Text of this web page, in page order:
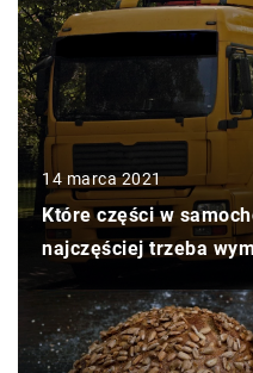
14 marca 2021
Które części w
najczęściej trzeba